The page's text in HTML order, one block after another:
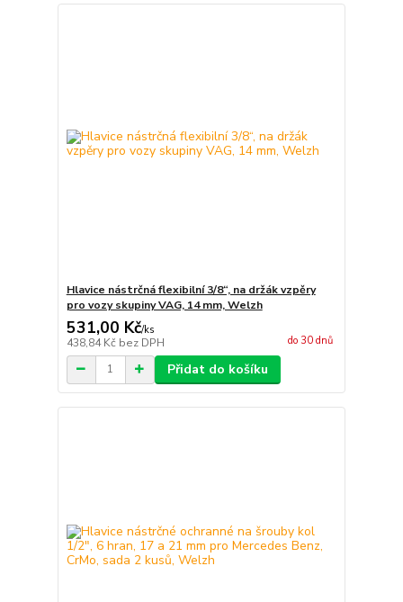
Hlavice nástrčná flexibilní 3/8“, na držák vzpěry
pro vozy skupiny VAG, 14 mm, Welzh
531,00 Kč/ks
438,84 Kč bez DPH do 30 dnů
Přidat do košíku